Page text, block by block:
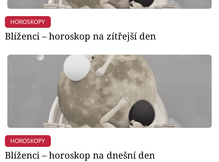
HOROSKOPY
Blíženci – horoskop na zítřejší den
HOROSKOPY
Blíženci – horoskop na dnešní den